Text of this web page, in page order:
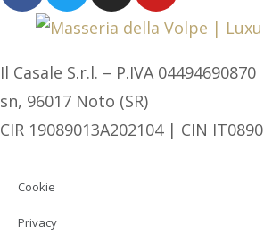
Il Casale S.r.l. – P.IVA
sn, 96017 Noto (SR)
CIR 19089013A202104 | CIN
Cookie
Privacy